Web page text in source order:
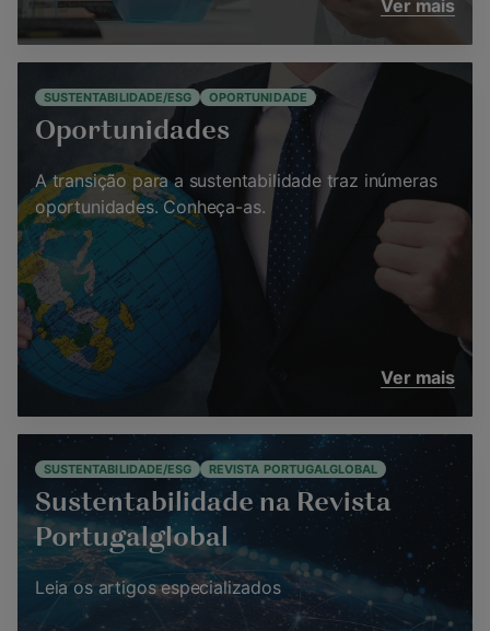
Ver mais
SUSTENTABILIDADE/ESG OPORTUNIDADE
Oportunidades
A transição para a sustentabilidade traz inúmeras
oportunidades. Conheça-as.
Ver mais
SUSTENTABILIDADE/ESG REVISTA PORTUGALGLOBAL
Sustentabilidade na Revista
Portugalglobal
Leia os artigos especializados